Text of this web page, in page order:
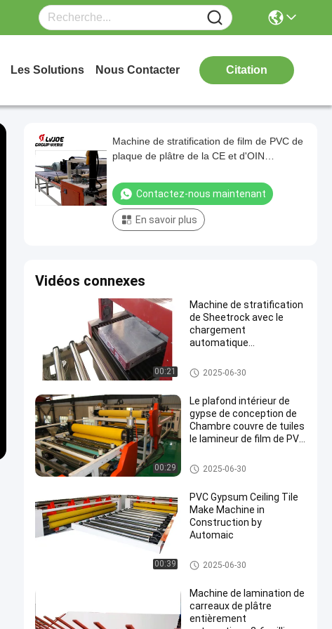
Les Solutions Nous Contacter Citation
Machine de stratification de film de PVC de
plaque de plâtre de la CE et d'OIN
Contactez-nous maintenant
En savoir plus
Vidéos connexes
00:21
Machine de stratification
de Sheetrock avec le
chargement
automatique
Machine complètement autom
atique de stratification
2025-06-30
00:29
Le plafond intérieur de
gypse de conception de
Chambre couvre de tuiles
le lamineur de film de PVC
Machine complètement autom
atique de stratification
2025-06-30
00:39
PVC Gypsum Ceiling Tile
Make Machine in
Construction by
Automaic
Machine complètement autom
atique de stratification
2025-06-30
Machine de lamination de
carreaux de plâtre
entièrement